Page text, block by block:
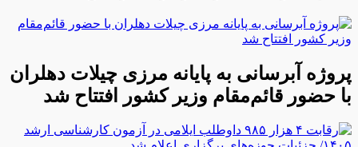
پروژه آبرسانی به پایانه مرزی چیلات دهلران
با حضور قائم‌مقام وزیر کشور افتتاح شد